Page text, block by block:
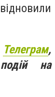
Телеграм,
на